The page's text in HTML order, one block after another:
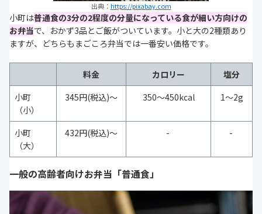
出典： https://pixabay.com
小町は普通食の3分の2程度の分量になっている食が細い方向けの
お弁当で、おかず3品とご飯がついています。小と大の2種類あり
ますが、どちらもまごころ弁当では一番安い価格です。
料金 カロリー
塩分
小町
（小）
345円(税込)～ 350～450kcal 1～2g
小町
（大）
432円(税込)～ - -
一般の高齢者向けお弁当「普通食」